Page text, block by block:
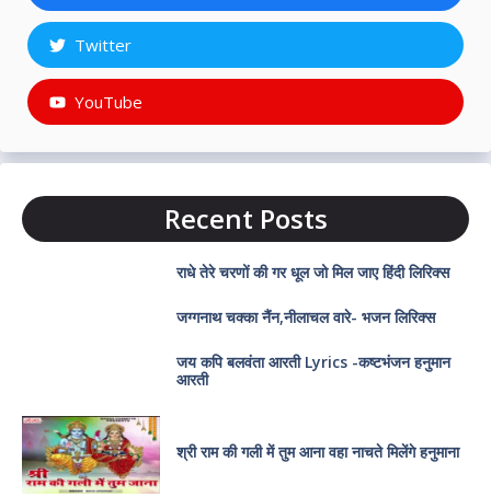
Twitter
YouTube
Recent Posts
राधे तेरे चरणों की गर धूल जो मिल जाए हिंदी लिरिक्स
जग्गनाथ चक्का नैंन,नीलाचल वारे- भजन लिरिक्स
जय कपि बलवंता आरती Lyrics -कष्टभंजन हनुमान
आरती
श्री राम की गली में तुम आना वहा नाचते मिलेंगे हनुमाना